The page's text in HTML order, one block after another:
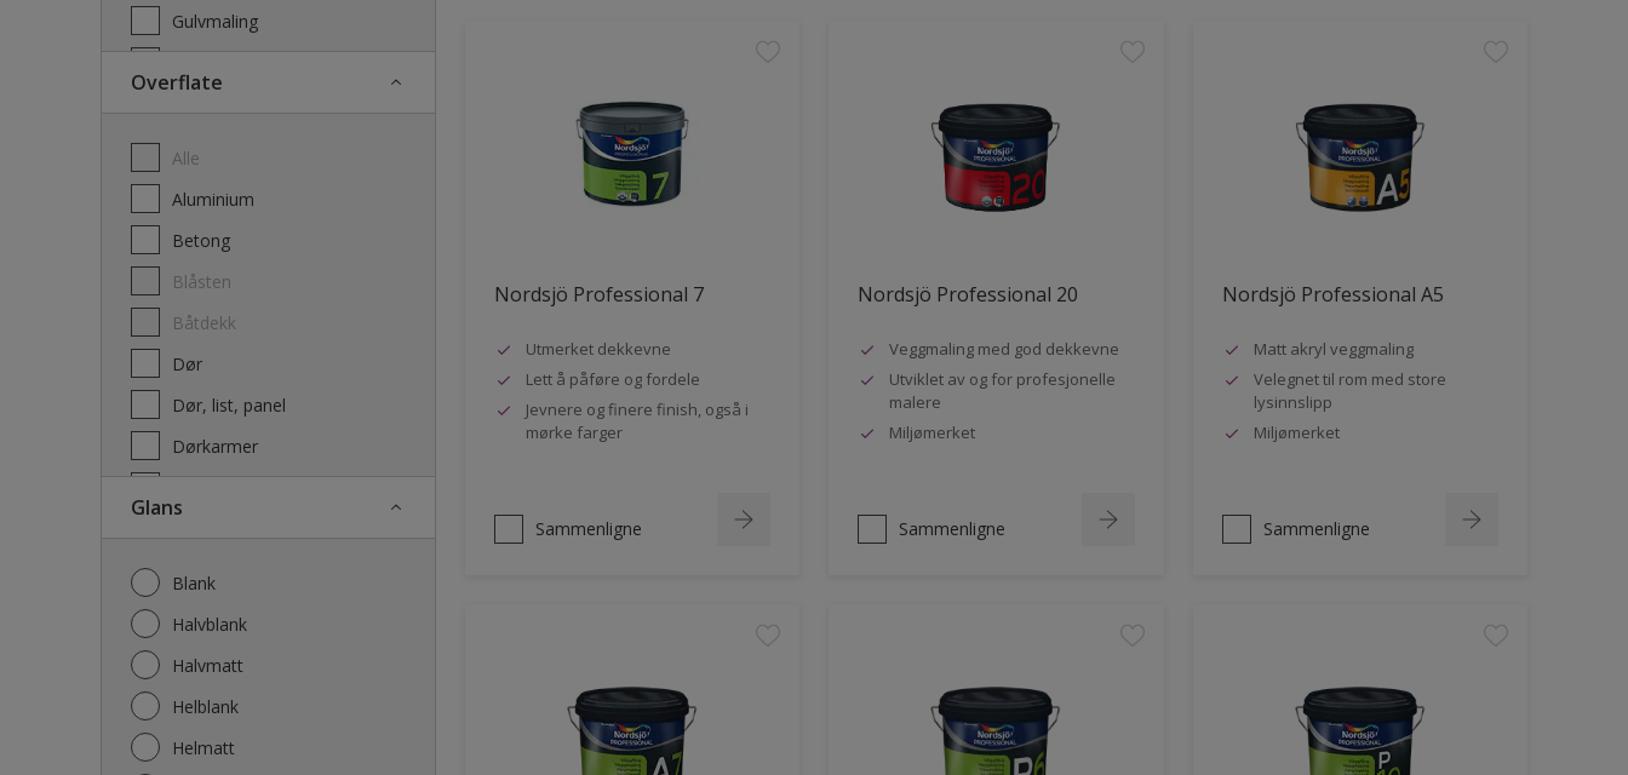
Gulvmaling
Overflate
Alle
Aluminium
Betong
Blåsten
Båtdekk
Dør
Dør, list, panel
Dørkarmer
Glans
Blank
Halvblank
Halvmatt
Helblank
Helmatt
Nordsjö Professional 7
Utmerket dekkevne
Lett å påføre og fordele
Jevnere og finere finish, også i
mørke farger
Sammenligne
Nordsjö Professional 20
Veggmaling med god dekkevne
Utviklet av og for profesjonelle
malere
Miljømerket
Sammenligne
Nordsjö Professional A5
Matt akryl veggmaling
Velegnet til rom med store
lysinnslipp
Miljømerket
Sammenligne